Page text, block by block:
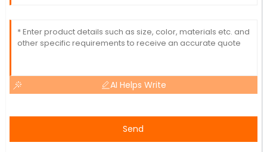
AI Helps Write
Send